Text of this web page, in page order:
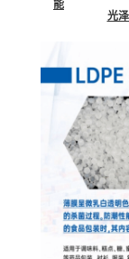
能
光